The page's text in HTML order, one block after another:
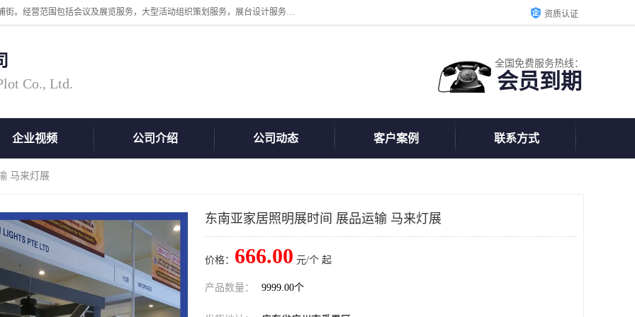
广州中际展览策划有限公司成立于2005年，注册地位于广州市番禺区洛浦街。经营范围包括会议及展览服务，大型活动组织策划服务，展台设计服务，广告业等；主要从事国外广告、标识、印花、LED、照明、光电、灯光、音响、视听、电子展览会等，展位预定-展品运输-签证-行程安排-补贴一站式服务。 资质认证
Co., Ltd.
全国免费服务热线：
会员到期
企业视频 公司介绍 公司动态 客户案例 联系方式
马来灯展
东南亚家居照明展时间 展品运输 马来灯展
价格： 666.00 元/个 起
产品数量： 9999.00个